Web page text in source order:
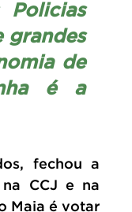
grandes
de
é a
fechou a
CCJ e na
Maia é votar